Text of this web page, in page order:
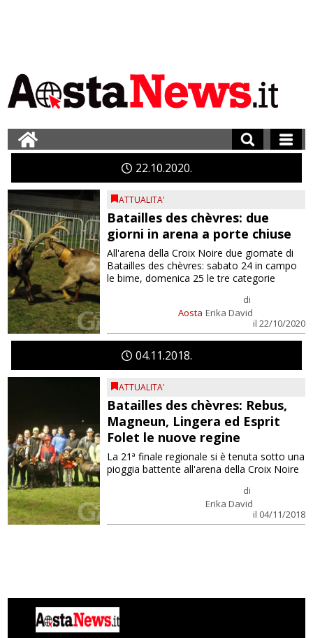
22 10 2020
ATTUALITA'
Batailles des chèvres: due
giorni in arena a porte chiuse
Aosta
di
Erika David
il 22/10/2020
All'arena della Croix Noire due giornate di
Batailles des chèvres: sabato 24 in campo
le bime, domenica 25 le tre categorie
04 11 2018
ATTUALITA'
Batailles des chèvres: Rebus,
Magneun, Lingera ed Esprit
Folet le nuove regine
di
Erika David
il 04/11/2018
La 21ª finale regionale si è tenuta sotto una
pioggia battente all'arena della Croix Noire